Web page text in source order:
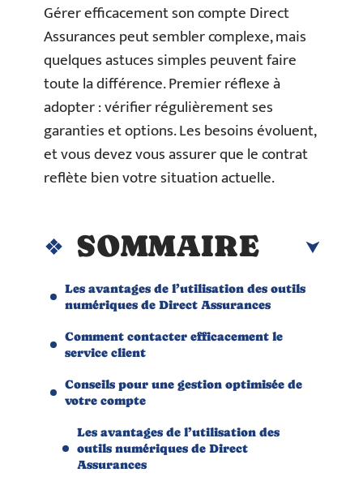
Gérer efficacement son compte Direct
Assurances peut sembler complexe, mais
quelques astuces simples peuvent faire
toute la différence. Premier réflexe à
adopter : vérifier régulièrement ses
garanties et options. Les besoins évoluent,
et vous devez vous assurer que le contrat
reflète bien votre situation actuelle.
SOMMAIRE
Les avantages de l’utilisation des outils
numériques de Direct Assurances
Comment contacter efficacement le
service client
Conseils pour une gestion optimisée de
votre compte
Les avantages de l’utilisation des
outils numériques de Direct
Assurances